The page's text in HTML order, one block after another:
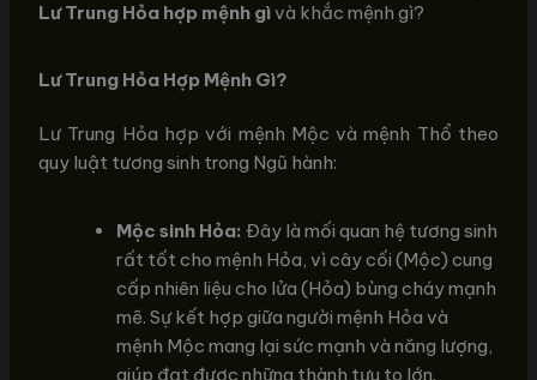
Lư Trung Hỏa hợp mệnh gìvà khắc mệnh gì?
Lư Trung Hỏa Hợp Mệnh Gì?
Lư Trung Hỏa hợp với mệnh Mộc và mệnh Thổ theo
quy luật tương sinh trong Ngũ hành:
Mộc sinh Hỏa: Đây là mối quan hệ tương sinh
rất tốt cho mệnh Hỏa, vì cây cối (Mộc) cung
cấp nhiên liệu cho lửa (Hỏa) bùng cháy mạnh
mẽ. Sự kết hợp giữa người mệnh Hỏa và
mệnh Mộc mang lại sức mạnh và năng lượng,
giúp đạt được những thành tựu to lớn.